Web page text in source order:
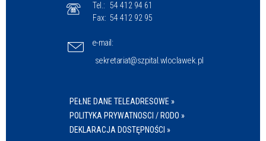
Tel.: 54 412 94 61
Fax: 54 412 92 95
e-mail:
sekretariat@szpital.wloclawek.pl
PEŁNE DANE TELEADRESOWE »
POLITYKA PRYWATNOSCI / RODO »
DEKLARACJA DOSTĘPNOŚCI »